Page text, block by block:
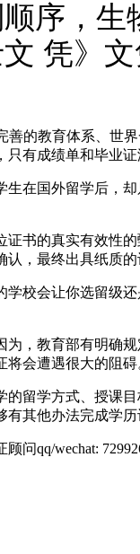
序，生
凭》
善的教育体系、世
有成绩单和毕业
在国外留学后，
书的真实有效性
，最终出具纸质的
校会让你选留级
，教育部有明确
会遭遇很大的阻碍
留学方式、授课
其他办法完成学历
qq/wechat: